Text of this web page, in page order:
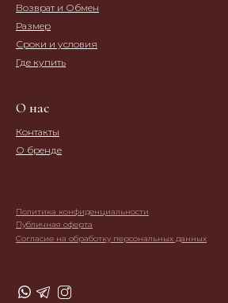
Политика конфиденциальности
Публичная оферта
О нас
Контакты
О бренде
Где купить
Возврат и Обмен
Размер
Сроки и условия
Согласие на обработку персональных данных